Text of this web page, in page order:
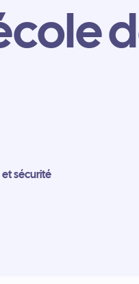
sécurité